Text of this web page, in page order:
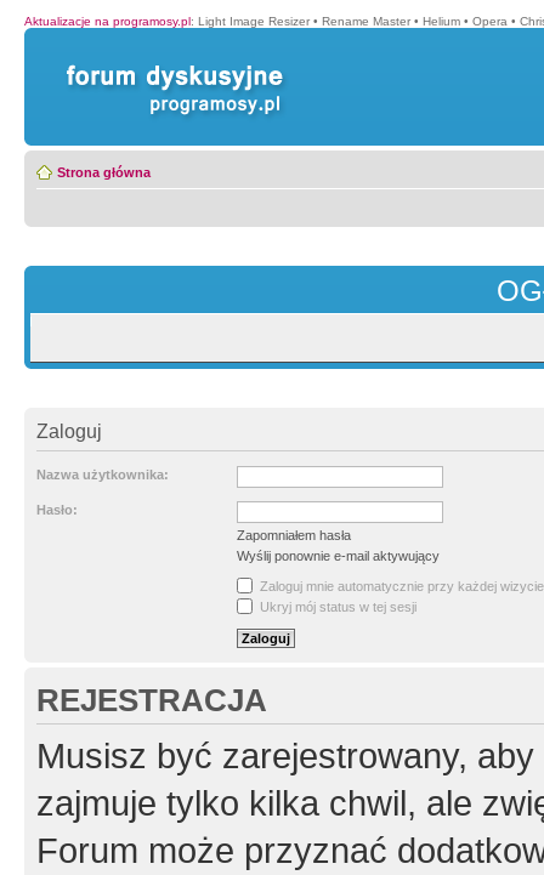
Aktualizacje na programosy.pl: Light Image Resizer • Rename Master • Helium • Opera •
Strona główna
Zaloguj
Nazwa użytkownika:
Hasło:
Zapomniałem hasła
Wyślij ponownie e-mail aktywujący
Zaloguj mnie automatycznie przy każdej wizycie
Ukryj mój status w tej sesji
REJESTRACJA
Musisz być zarejestrowany,
zajmuje tylko kilka chwil, ale
Forum może przyznać